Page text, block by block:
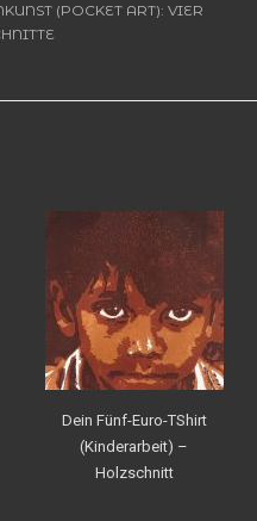
(POCKET ART): VIER
Dein Fünf-Euro-TShirt
(Kinderarbeit) –
Holzschnitt